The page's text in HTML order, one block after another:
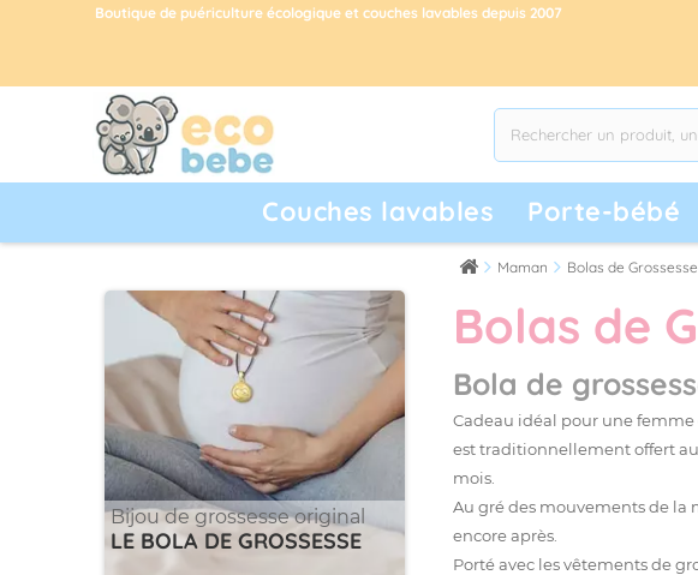
Boutique de puériculture écologique et couches lavables depuis 2007
Couches lavables Porte-bébé
Bijou de grossesse original
LE BOLA DE GROSSESSE
Maman Bolas de Grossesse
Bolas de
Bola de
Cadeau idéal pour une
est traditionnellement offert
mois.
Au gré des mouvements de la
encore après.
Porté avec les vêtements de